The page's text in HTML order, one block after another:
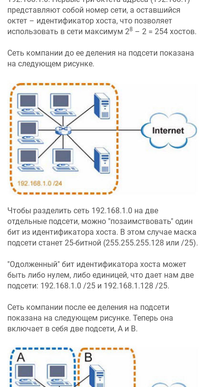
представляют собой номер сети, а оставшийся
октет – идентификатор хоста, что позволяет
использовать в сети максимум 28 – 2 = 254 хостов.
Сеть компании до ее деления на подсети показана
на следующем рисунке.
Чтобы разделить сеть 192.168.1.0 на две
отдельные подсети, можно "позаимствовать" один
бит из идентификатора хоста. В этом случае маска
подсети станет 25-битной (255.255.255.128 или /25).
"Одолженный" бит идентификатора хоста может
быть либо нулем, либо единицей, что дает нам две
подсети: 192.168.1.0 /25 и 192.168.1.128 /25.
Сеть компании после ее деления на подсети
показана на следующем рисунке. Теперь она
включает в себя две подсети, A и B.